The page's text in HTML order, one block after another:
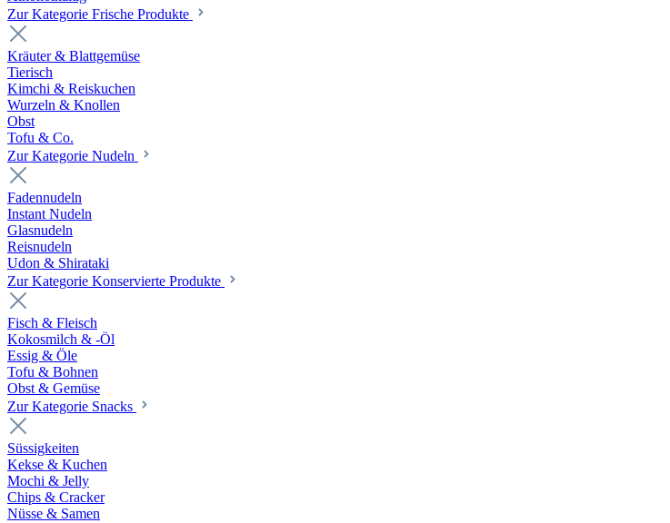
Zur Kategorie Frische Produkte
Kräuter & Blattgemüse
Tierisch
Kimchi & Reiskuchen
Wurzeln & Knollen
Obst
Tofu & Co.
Zur Kategorie Nudeln
Fadennudeln
Instant Nudeln
Glasnudeln
Reisnudeln
Udon & Shirataki
Zur Kategorie Konservierte Produkte
Fisch & Fleisch
Kokosmilch & -Öl
Essig & Öle
Tofu & Bohnen
Obst & Gemüse
Zur Kategorie Snacks
Süssigkeiten
Kekse & Kuchen
Mochi & Jelly
Chips & Cracker
Nüsse & Samen